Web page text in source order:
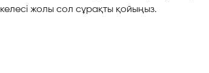
жолы сол сұрақты қойыңыз.